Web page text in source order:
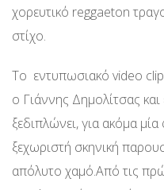
χορευτικό reggaeton
στίχο.
Το εντυπωσιακό video
ο Γιάννης Δημολίτσας
ξεδιπλώνει, για ακόμα
ξεχωριστή σκηνική
απόλυτο χαμό.Από τις